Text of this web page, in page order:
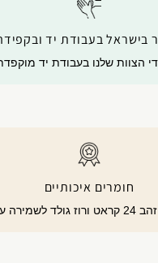
בישראל בעבודת יד
הצוות שלנו בעבודת יד
חומרים איכותיים